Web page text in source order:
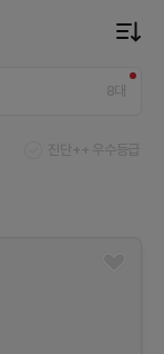
8대
진단++ 우수등급